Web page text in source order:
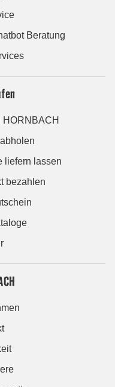
Beratung
HORNBACH
liefern lassen
bezahlen